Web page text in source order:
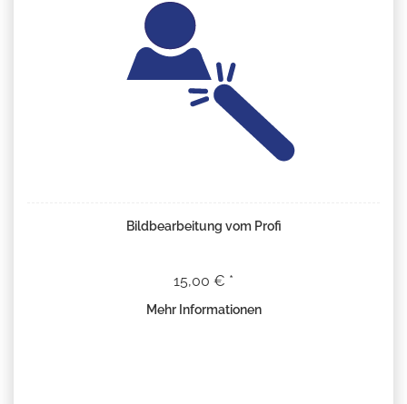
Bildbearbeitung vom Profi
15,00 € *
Mehr Informationen